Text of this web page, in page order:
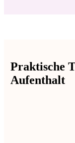
Praktische
Aufenthalt